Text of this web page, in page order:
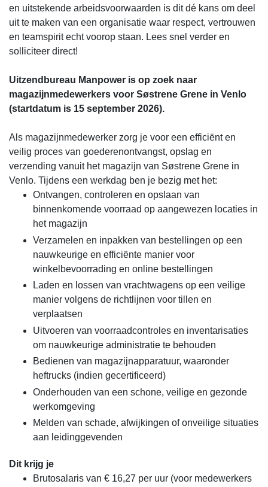
en uitstekende arbeidsvoorwaarden is dit dé kans om deel
uit te maken van een organisatie waar respect, vertrouwen
en teamspirit echt voorop staan. Lees snel verder en
solliciteer direct!
Uitzendbureau Manpower is op zoek naar
magazijnmedewerkers voor Søstrene Grene in Venlo
(startdatum is 15 september 2026).
Als magazijnmedewerker zorg je voor een efficiënt en
veilig proces van goederenontvangst, opslag en
verzending vanuit het magazijn van Søstrene Grene in
Venlo. Tijdens een werkdag ben je bezig met het:
Ontvangen, controleren en opslaan van
binnenkomende voorraad op aangewezen locaties in
het magazijn
Verzamelen en inpakken van bestellingen op een
nauwkeurige en efficiënte manier voor
winkelbevoorrading en online bestellingen
Laden en lossen van vrachtwagens op een veilige
manier volgens de richtlijnen voor tillen en
verplaatsen
Uitvoeren van voorraadcontroles en inventarisaties
om nauwkeurige administratie te behouden
Bedienen van magazijnapparatuur, waaronder
heftrucks (indien gecertificeerd)
Onderhouden van een schone, veilige en gezonde
werkomgeving
Melden van schade, afwijkingen of onveilige situaties
aan leidinggevenden
Dit krijg je
Brutosalaris van € 16,27 per uur (voor medewerkers